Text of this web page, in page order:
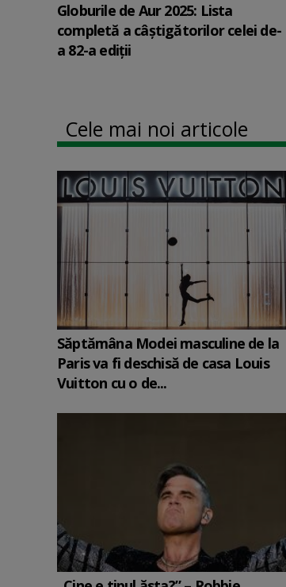
Globurile de Aur 2025: Lista
completă a câștigătorilor celei de-
a 82-a ediții
Cele mai noi articole
Săptămâna Modei masculine de la
Paris va fi deschisă de casa Louis
Vuitton cu o de...